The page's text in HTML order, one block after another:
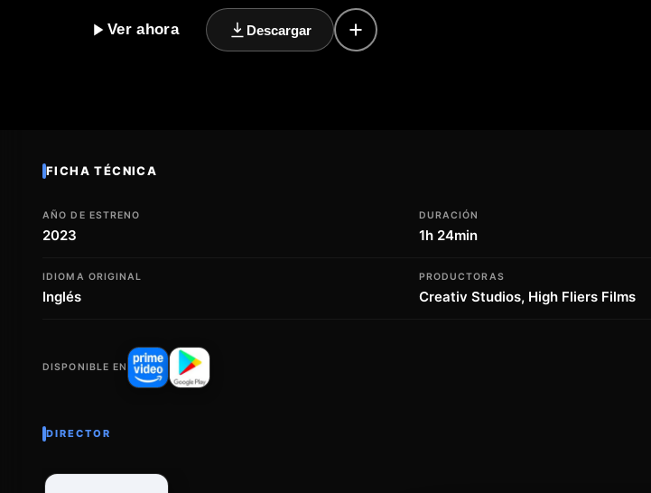
de suspense que os dejarán sin aliento, Wrath of Dracula es una película que os mantendrá
vilo desde el principio hasta el final. La oscuridad se cierne sobre vosotros, y la pregunta es,
Ver ahora Descargar
FICHA TÉCNICA
AÑO DE ESTRENO
2023
DURACIÓN
1h 24min
IDIOMA ORIGINAL
Inglés
PRODUCTORAS
Creativ Studios, High Fliers Films
DISPONIBLE EN
DIRECTOR